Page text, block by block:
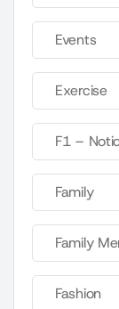
Events
Exercise
F1 –
Family
Family
Fashion